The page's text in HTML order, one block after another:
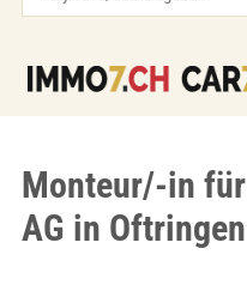
Monteur/-in
AG in Oftringen